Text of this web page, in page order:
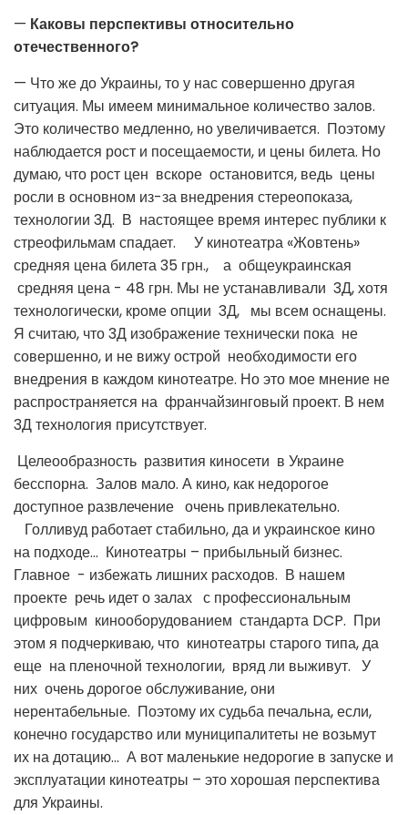
— Каковы перспективы относительно
отечественного?
— Что же до Украины, то у нас совершенно другая
ситуация. Мы имеем минимальное количество залов.
Это количество медленно, но увеличивается. Поэтому
наблюдается рост и посещаемости, и цены билета. Но
думаю, что рост цен вскоре остановится, ведь цены
росли в основном из-за внедрения стереопоказа,
технологии 3Д. В настоящее время интерес публики к
стреофильмам спадает. У кинотеатра «Жовтень»
средняя цена билета 35 грн., а общеукраинская
средняя цена - 48 грн. Мы не устанавливали 3Д, хотя
технологически, кроме опции 3Д, мы всем оснащены.
Я считаю, что 3Д изображение технически пока не
совершенно, и не вижу острой необходимости его
внедрения в каждом кинотеатре. Но это мое мнение не
распространяется на франчайзинговый проект. В нем
3Д технология присутствует.
Целеообразность развития киносети в Украине
бесспорна. Залов мало. А кино, как недорогое
доступное развлечение очень привлекательно.
Голливуд работает стабильно, да и украинское кино
на подходе… Кинотеатры – прибыльный бизнес.
Главное - избежать лишних расходов. В нашем
проекте речь идет о залах с профессиональным
цифровым кинооборудованием стандарта DCP. При
этом я подчеркиваю, что кинотеатры старого типа, да
еще на пленочной технологии, вряд ли выживут. У
них очень дорогое обслуживание, они
нерентабельные. Поэтому их судьба печальна, если,
конечно государство или муниципалитеты не возьмут
их на дотацию… А вот маленькие недорогие в запуске и
эксплуатации кинотеатры – это хорошая перспектива
для Украины.